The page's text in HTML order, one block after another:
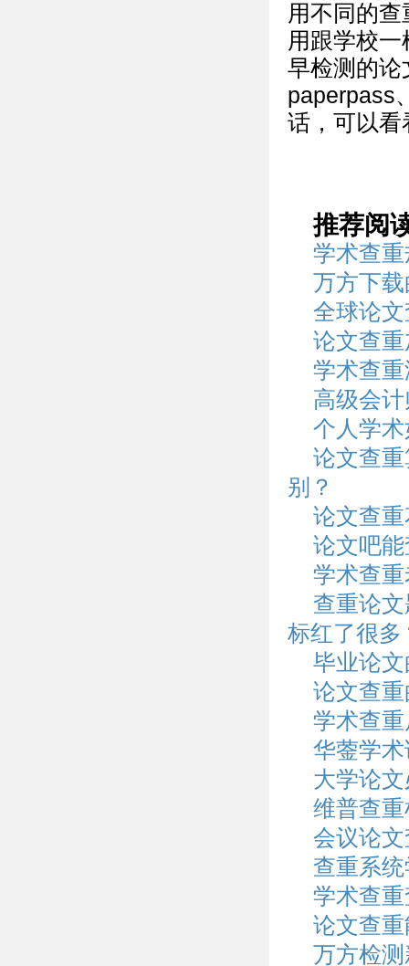
用不同的
用跟学校
早检测的论
paperpass
话，可以看
推荐阅
学术查
万方下
全球论
论文查
学术查
高级会
个人学
论文查
别？
论文查
论文吧
学术查
查重论
标红了很多
毕业论
论文查
学术查
华蓥学
大学论
维普查
会议论
查重系
学术查
论文查
万方检